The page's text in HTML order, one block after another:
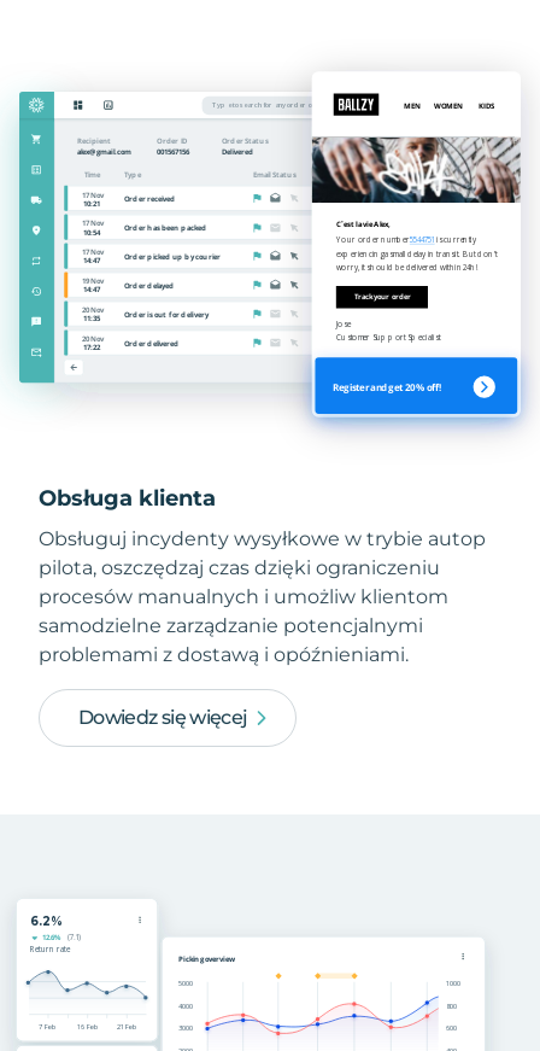
Obsługa klienta
Obsługuj incydenty wysyłkowe w trybie autop
pilota, oszczędzaj czas dzięki ograniczeniu
procesów manualnych i umożliw klientom
samodzielne zarządzanie potencjalnymi
problemami z dostawą i opóźnieniami.
Dowiedz się więcej